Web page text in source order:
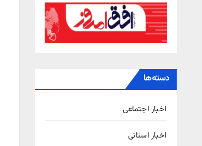
دسته‌ها
اخبار اجتماعی
اخبار استانی